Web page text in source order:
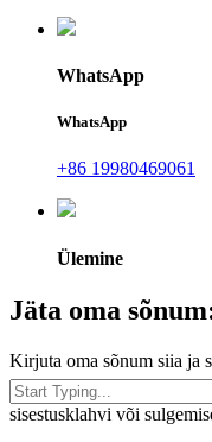
WhatsApp
WhatsApp
+86 19980469061
Ülemine
Jäta oma
Kirjuta oma sõnum siia ja
sisestusklahvi või